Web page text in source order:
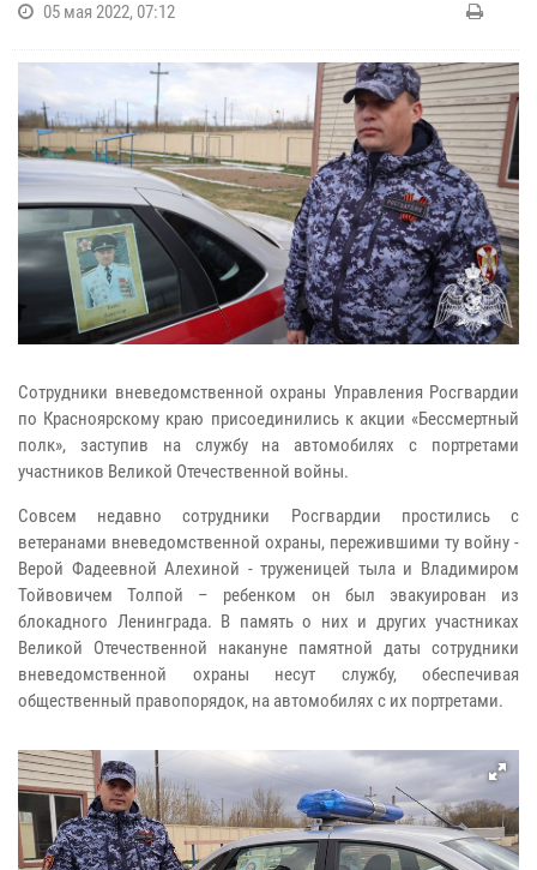
05 мая 2022, 07:12
Сотрудники вневедомственной охраны Управления Росгвардии
по Красноярскому краю присоединились к акции «Бессмертный
полк», заступив на службу на автомобилях с портретами
участников Великой Отечественной войны.
Совсем недавно сотрудники Росгвардии простились с
ветеранами вневедомственной охраны, пережившими ту войну -
Верой Фадеевной Алехиной - труженицей тыла и Владимиром
Тойвовичем Толпой – ребенком он был эвакуирован из
блокадного Ленинграда. В память о них и других участниках
Великой Отечественной накануне памятной даты сотрудники
вневедомственной охраны несут службу, обеспечивая
общественный правопорядок, на автомобилях с их портретами.